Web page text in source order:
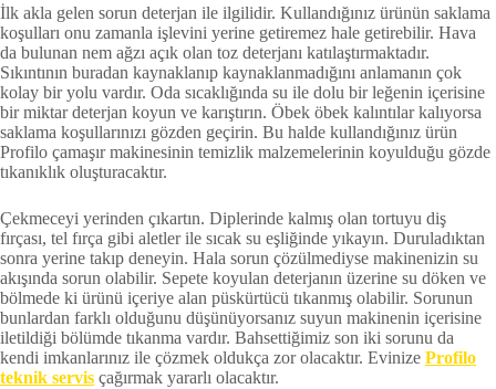
İlk akla gelen sorun deterjan ile ilgilidir. Kullandığınız ürünün saklama
koşulları onu zamanla işlevini yerine getiremez hale getirebilir. Hava
da bulunan nem ağzı açık olan toz deterjanı katılaştırmaktadır.
Sıkıntının buradan kaynaklanıp kaynaklanmadığını anlamanın çok
kolay bir yolu vardır. Oda sıcaklığında su ile dolu bir leğenin içerisine
bir miktar deterjan koyun ve karıştırın. Öbek öbek kalıntılar kalıyorsa
saklama koşullarınızı gözden geçirin. Bu halde kullandığınız ürün
Profilo çamaşır makinesinin temizlik malzemelerinin koyulduğu gözde
tıkanıklık oluşturacaktır.
Çekmeceyi yerinden çıkartın. Diplerinde kalmış olan tortuyu diş
fırçası, tel fırça gibi aletler ile sıcak su eşliğinde yıkayın. Duruladıktan
sonra yerine takıp deneyin. Hala sorun çözülmediyse makinenizin su
akışında sorun olabilir. Sepete koyulan deterjanın üzerine su döken ve
bölmede ki ürünü içeriye alan püskürtücü tıkanmış olabilir. Sorunun
bunlardan farklı olduğunu düşünüyorsanız suyun makinenin içerisine
iletildiği bölümde tıkanma vardır. Bahsettiğimiz son iki sorunu da
kendi imkanlarınız ile çözmek oldukça zor olacaktır. Evinize Profilo
teknik servis çağırmak yararlı olacaktır.